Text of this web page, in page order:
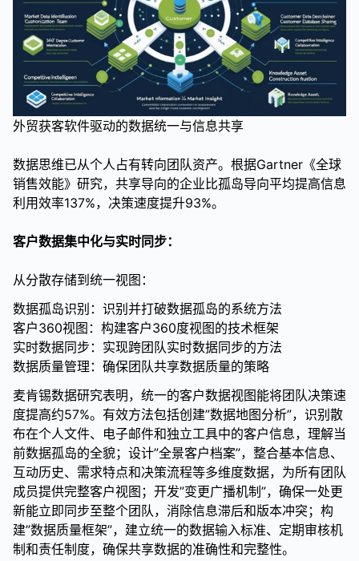
外贸获客软件驱动的数据统一与信息共享
数据思维已从个人占有转向团队资产。根据Gartner《全球
销售效能》研究，共享导向的企业比孤岛导向平均提高信息
利用效率137%，决策速度提升93%。
客户数据集中化与实时同步：
从分散存储到统一视图：
数据孤岛识别：识别并打破数据孤岛的系统方法
客户360视图：构建客户360度视图的技术框架
实时数据同步：实现跨团队实时数据同步的方法
数据质量管理：确保团队共享数据质量的策略
麦肯锡数据研究表明，统一的客户数据视图能将团队决策速
度提高约57%。有效方法包括创建”数据地图分析”，识别散
布在个人文件、电子邮件和独立工具中的客户信息，理解当
前数据孤岛的全貌；设计”全景客户档案”，整合基本信息、
互动历史、需求特点和决策流程等多维度数据，为所有团队
成员提供完整客户视图；开发”变更广播机制”，确保一处更
新能立即同步至整个团队，消除信息滞后和版本冲突；构
建”数据质量框架”，建立统一的数据输入标准、定期审核机
制和责任制度，确保共享数据的准确性和完整性。